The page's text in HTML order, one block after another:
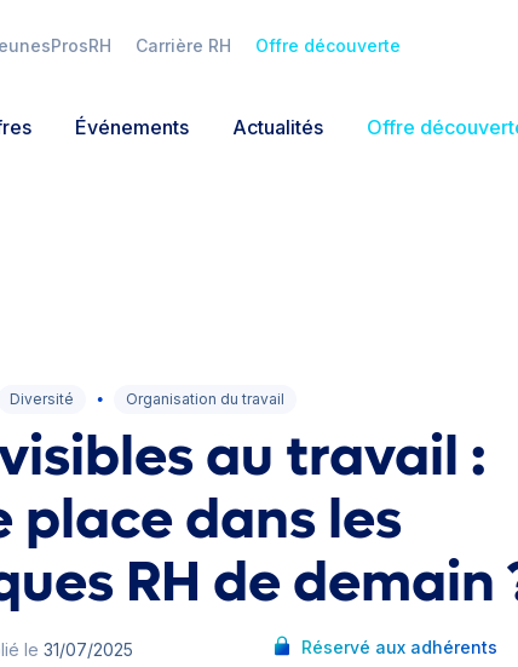
Carrière RH Offre découverte
Événements Actualités Offre
Diversité ● Organisation du travail
au travail :
place dans les
RH de demain
le 31/07/2025
Réservé aux adhérents